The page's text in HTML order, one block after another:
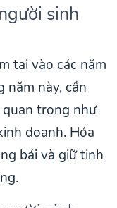
sinh
tai vào các năm
năm này, cần
trọng như
doanh. Hóa
bái và giữ tinh